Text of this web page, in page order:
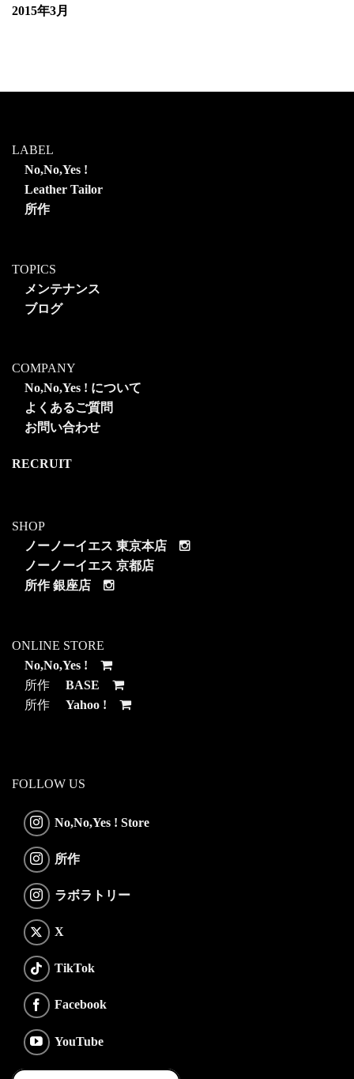
2015年3月
LABEL
No,No,Yes !
Leather Tailor
所作
TOPICS
メンテナンス
ブログ
COMPANY
No,No,Yes ! について
よくあるご質問
お問い合わせ
RECRUIT
SHOP
ノーノーイエス 東京本店
ノーノーイエス 京都店
所作 銀座店
ONLINE STORE
No,No,Yes !
所作 BASE
所作 Yahoo !
FOLLOW US
No,No,Yes ! Store
所作
ラボラトリー
X
TikTok
Facebook
YouTube